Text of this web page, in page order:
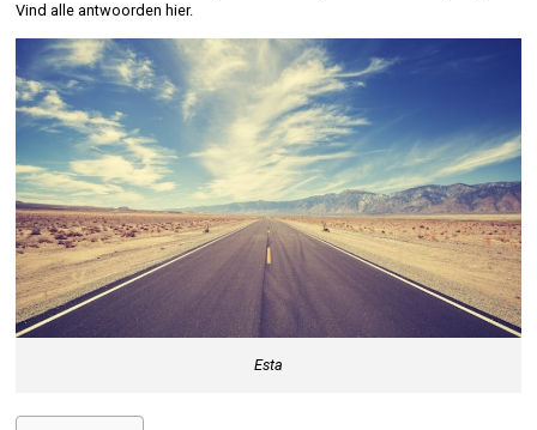
Vind alle antwoorden hier.
Esta